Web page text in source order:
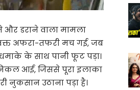
डराने वाला मामला
अफरा-तफरी मच गई, जब
के साथ पानी फूट पड़ा।
आई, जिससे पूरा इलाका
नुकसान उठाना पड़ा है।